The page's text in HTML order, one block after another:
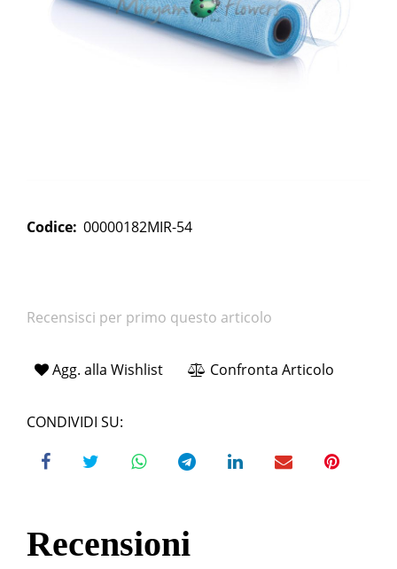
Codice: 00000182MIR-54
Recensisci per primo questo articolo
Agg. alla Wishlist Confronta Articolo
CONDIVIDI SU:
Recensioni